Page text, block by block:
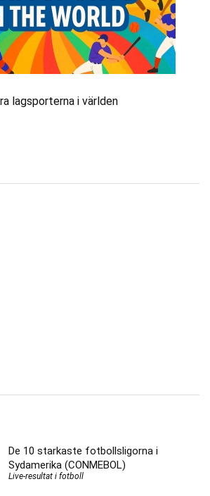
lagsporterna i världen
De 10 starkaste fotbollsligorna i
Sydamerika (CONMEBOL)
Live-resultat i fotboll